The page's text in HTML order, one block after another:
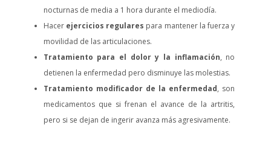
nocturnas de media a 1 hora durante el mediodía.
Hacer ejercicios regulares para mantener la fuerza y
movilidad de las articulaciones.
Tratamiento para el dolor y la inflamación, no
detienen la enfermedad pero disminuye las molestias.
Tratamiento modificador de la enfermedad, son
medicamentos que si frenan el avance de la artritis,
pero si se dejan de ingerir avanza más agresivamente.